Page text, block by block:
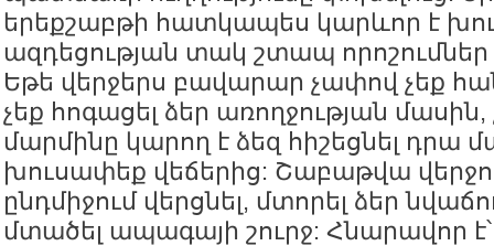
երեքշաբթի հատկապես կարևոր է
ազդեցության տակ շտապ որոշումներ
Եթե վերջերս բավարար չափով չեք
չեք հոգացել ձեր առողջության
մարմինը կարող է ձեզ հիշեցնել դրա
խուսափեք վեճերից: Շաբաթվա
ընդմիջում վերցնել, մտորել ձեր
մտածել ապագայի շուրջ: Հնարավոր